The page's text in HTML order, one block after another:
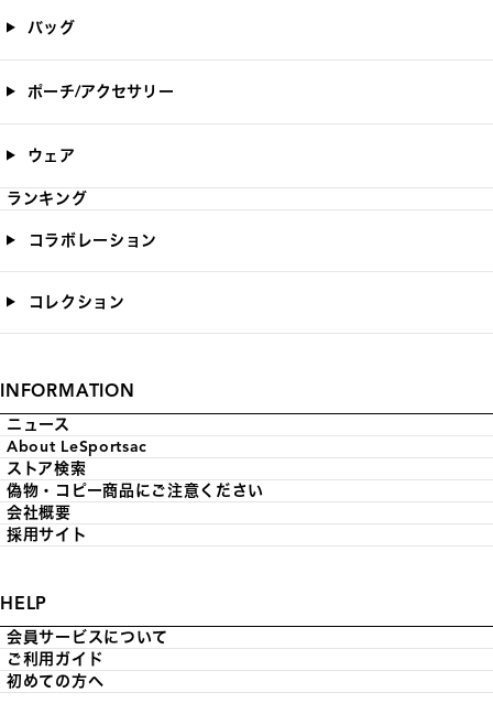
バッグ
ポーチ/アクセサリー
ウェア
ランキング
コラボレーション
コレクション
INFORMATION
ニュース
About LeSportsac
ストア検索
偽物・コピー商品にご注意ください
会社概要
採用サイト
HELP
会員サービスについて
ご利用ガイド
初めての方へ